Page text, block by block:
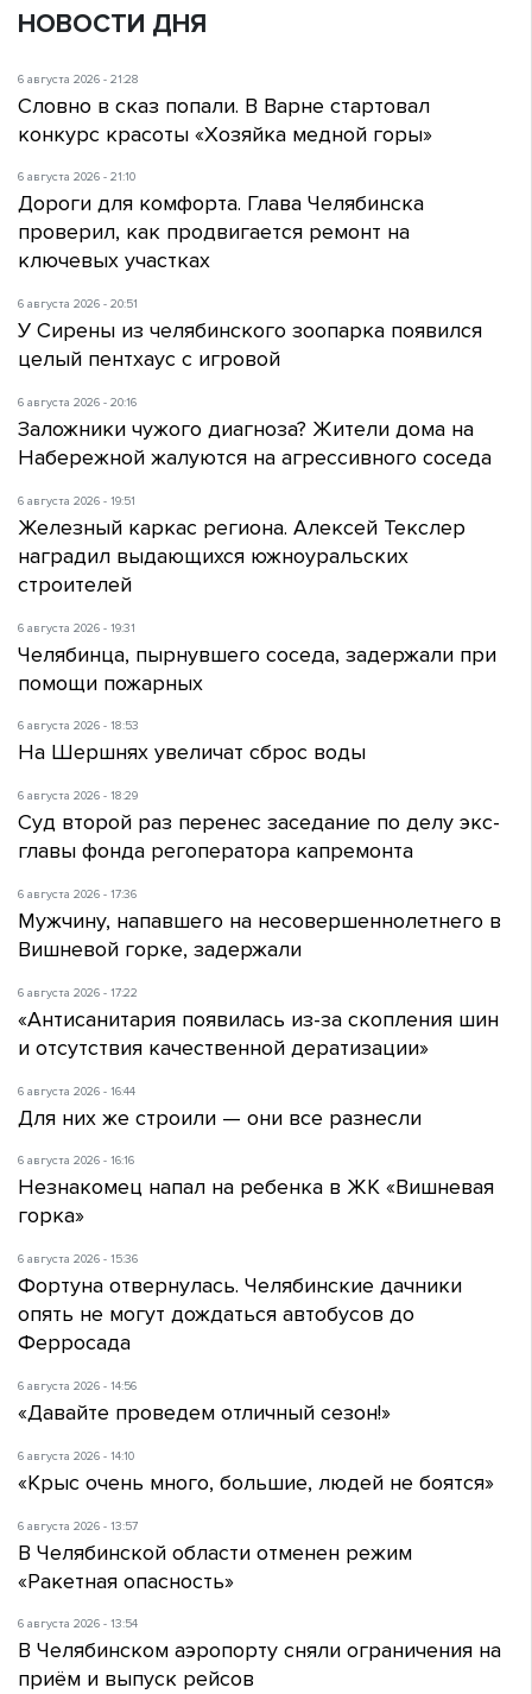
НОВОСТИ ДНЯ
6 августа 2026 - 21:28
Словно в сказ попали. В Варне стартовал
конкурс красоты «Хозяйка медной горы»
6 августа 2026 - 21:10
Дороги для комфорта. Глава Челябинска
проверил, как продвигается ремонт на
ключевых участках
6 августа 2026 - 20:51
У Сирены из челябинского зоопарка появился
целый пентхаус с игровой
6 августа 2026 - 20:16
Заложники чужого диагноза? Жители дома на
Набережной жалуются на агрессивного соседа
6 августа 2026 - 19:51
Железный каркас региона. Алексей Текслер
наградил выдающихся южноуральских
строителей
6 августа 2026 - 19:31
Челябинца, пырнувшего соседа, задержали при
помощи пожарных
6 августа 2026 - 18:53
На Шершнях увеличат сброс воды
6 августа 2026 - 18:29
Суд второй раз перенес заседание по делу экс-
главы фонда регоператора капремонта
6 августа 2026 - 17:36
Мужчину, напавшего на несовершеннолетнего в
Вишневой горке, задержали
6 августа 2026 - 17:22
«Антисанитария появилась из-за скопления шин
и отсутствия качественной дератизации»
6 августа 2026 - 16:44
Для них же строили — они все разнесли
6 августа 2026 - 16:16
Незнакомец напал на ребенка в ЖК «Вишневая
горка»
6 августа 2026 - 15:36
Фортуна отвернулась. Челябинские дачники
опять не могут дождаться автобусов до
Ферросада
6 августа 2026 - 14:56
«Давайте проведем отличный сезон!»
6 августа 2026 - 14:10
«Крыс очень много, большие, людей не боятся»
6 августа 2026 - 13:57
В Челябинской области отменен режим
«Ракетная опасность»
6 августа 2026 - 13:54
В Челябинском аэропорту сняли ограничения на
приём и выпуск рейсов